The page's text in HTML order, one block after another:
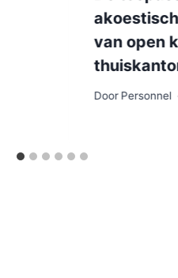
van open
Door Personnel